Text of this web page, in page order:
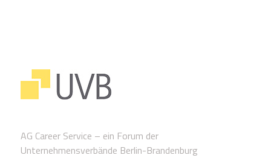
AG Career Service – ein Forum der
Unternehmensverbände Berlin-Brandenburg